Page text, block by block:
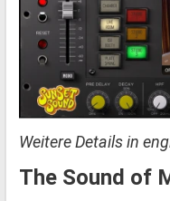
Weitere Details in
The Sound of